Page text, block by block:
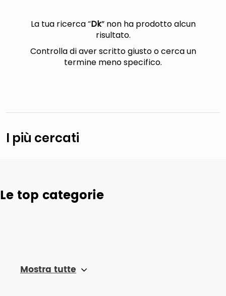
pattumiera raccolta differenziata
asciuga capelli spazzola
La tua ricerca “Dk” non ha prodotto alcun
risultato.
Controlla di aver scritto giusto o cerca un
termine meno specifico.
I più cercati
Le top categorie
Mostra tutte